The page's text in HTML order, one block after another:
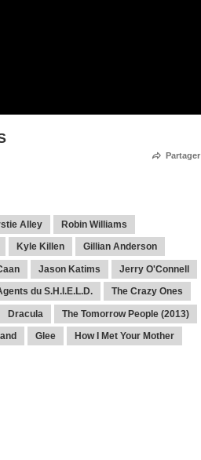
Partager
Alley Robin Williams
Kyle Killen Gillian Anderson
Jason Katims Jerry O'Connell
du S.H.I.E.L.D. The Crazy Ones
Dracula The Tomorrow People (2013)
Glee How I Met Your Mother